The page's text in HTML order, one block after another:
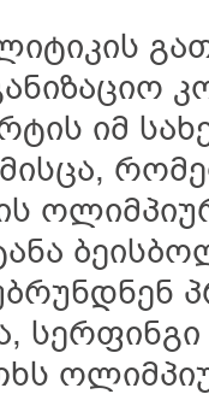
იმ
სერფინგი